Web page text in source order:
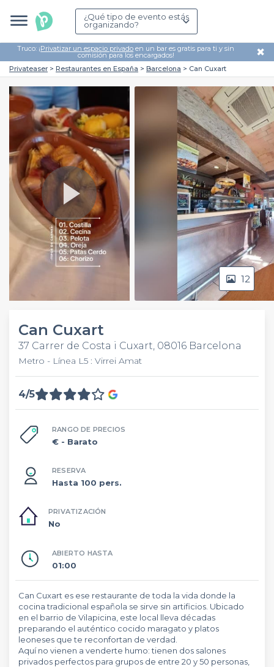
¿Qué tipo de evento estás
organizando?
Truco: ¡Privatizar un espacio privado en un bar es gratis para ti y sin
comisión para los encargados! ✖
Privateaser Restaurantes en España Barcelona Can Cuxart
Play
Video
12
Can Cuxart
37 Carrer de Costa i Cuxart, 08016 Barcelona
Metro - Línea L5 : Virrei Amat
4/5
RANGO DE PRECIOS
€ - Barato
RESERVA
Hasta 100 pers.
PRIVATIZACIÓN
No
ABIERTO HASTA
01:00
Can Cuxart es ese restaurante de toda la vida donde la
cocina tradicional española se sirve sin artificios. Ubicado
en el barrio de Vilapicina, este local lleva décadas
preparando el auténtico cocido maragato y platos
leoneses que te reconfortan de verdad.
Aquí no vienen a venderte humo: tienen dos salones
privados perfectos para grupos de entre 20 y 50 personas,